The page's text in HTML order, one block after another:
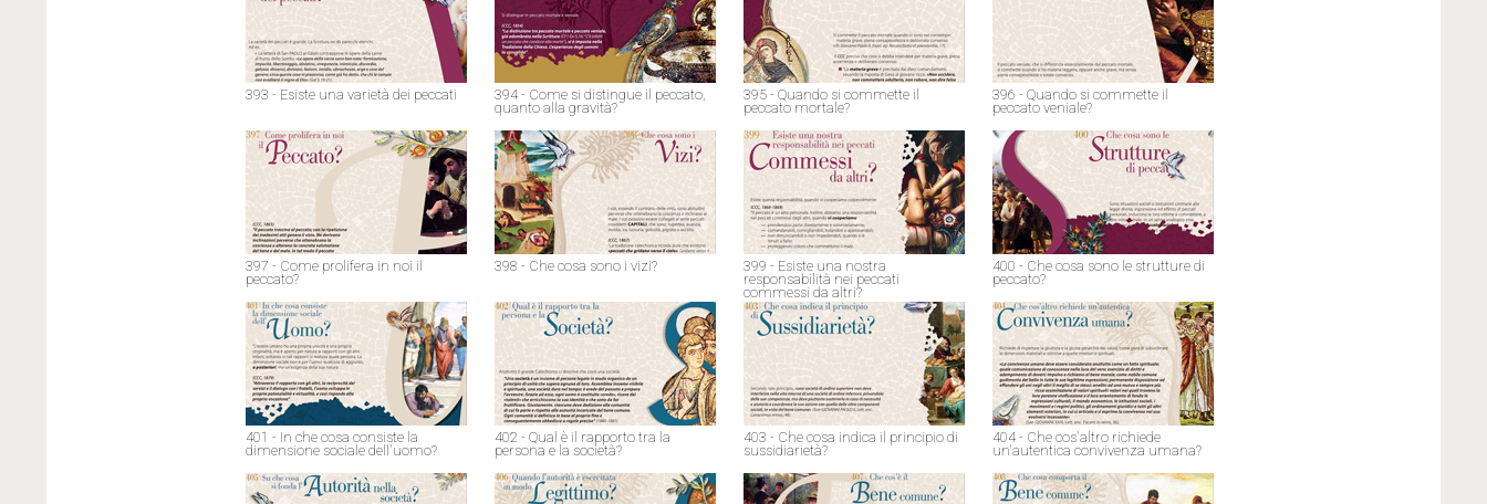
393 - Esiste una varietà dei peccati
394 - Come si distingue il peccato,
quanto alla gravità?
395 - Quando si commette il
peccato mortale?
396 - Quando si commette il
peccato veniale?
397 - Come prolifera in noi il
peccato?
398 - Che cosa sono i vizi?
399 - Esiste una nostra
responsabilità nei peccati
commessi da altri?
400 - Che cosa sono le strutture di
peccato?
401 - In che cosa consiste la
dimensione sociale dell'uomo?
402 - Qual è il rapporto tra la
persona e la società?
403 - Che cosa indica il principio di
sussidiarietà?
404 - Che cos'altro richiede
un'autentica convivenza umana?